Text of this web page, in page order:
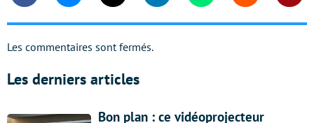
Les commentaires sont fermés.
Les derniers articles
Bon plan : ce vidéoprojecteur